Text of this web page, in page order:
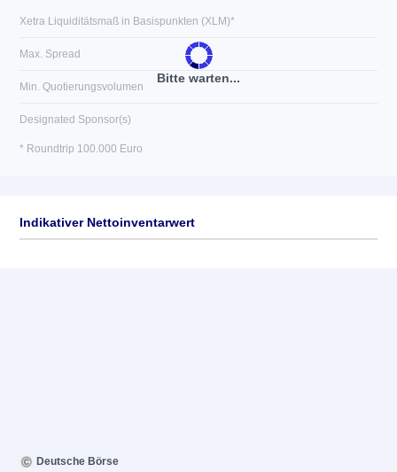
Bitte warten...
Xetra Liquiditätsmaß in Basispunkten (XLM)*
Max. Spread
Min. Quotierungsvolumen
Designated Sponsor(s)
* Roundtrip 100.000 Euro
Indikativer Nettoinventarwert
Deutsche Börse